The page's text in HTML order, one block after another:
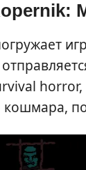
кошмара,